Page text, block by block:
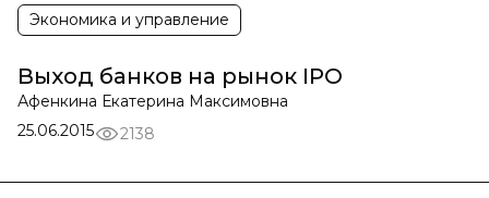
Экономика и управление
Выход банков на рынок IPO
Афенкина Екатерина Максимовна
25.06.2015
2138